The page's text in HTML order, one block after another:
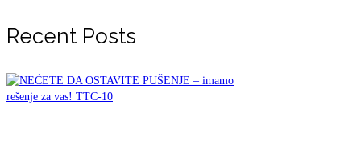
bakterije i psorijza) 50ml
Recent Posts